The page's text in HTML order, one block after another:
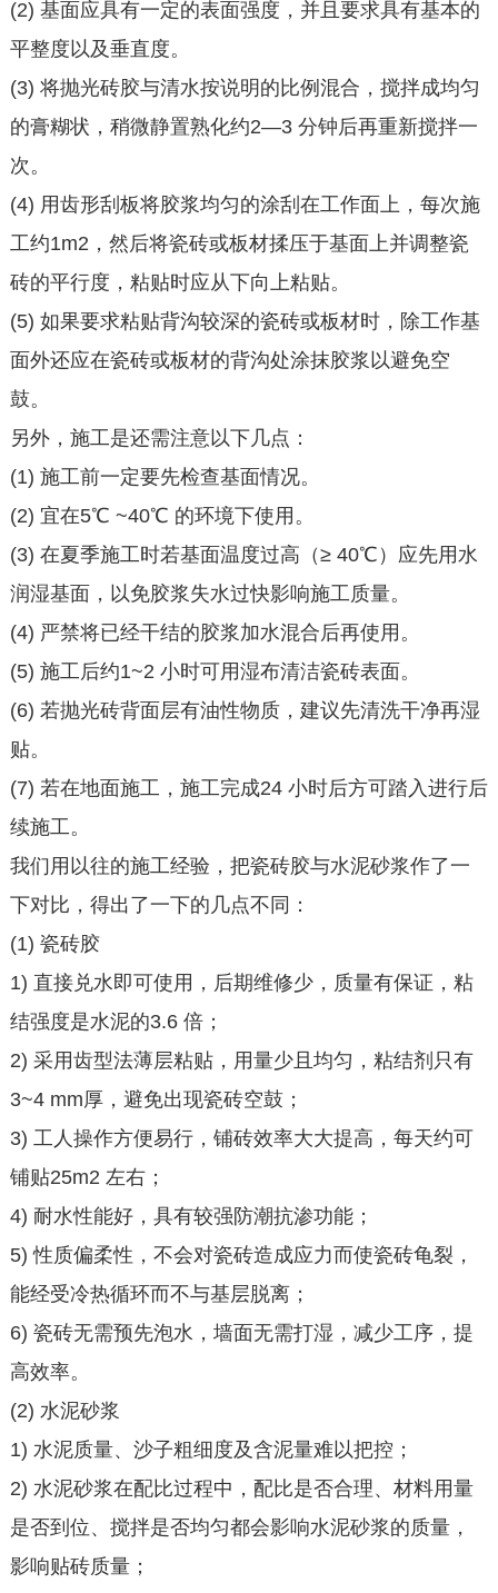
(2) 基面应具有一定的表面强度，并且要求具有基本的
平整度以及垂直度。
(3) 将抛光砖胶与清水按说明的比例混合，搅拌成均匀
的膏糊状，稍微静置熟化约2—3 分钟后再重新搅拌一
次。
(4) 用齿形刮板将胶浆均匀的涂刮在工作面上，每次施
工约1m2，然后将瓷砖或板材揉压于基面上并调整瓷
砖的平行度，粘贴时应从下向上粘贴。
(5) 如果要求粘贴背沟较深的瓷砖或板材时，除工作基
面外还应在瓷砖或板材的背沟处涂抹胶浆以避免空
鼓。
另外，施工是还需注意以下几点：
(1) 施工前一定要先检查基面情况。
(2) 宜在5℃ ~40℃ 的环境下使用。
(3) 在夏季施工时若基面温度过高（≥ 40℃）应先用水
润湿基面，以免胶浆失水过快影响施工质量。
(4) 严禁将已经干结的胶浆加水混合后再使用。
(5) 施工后约1~2 小时可用湿布清洁瓷砖表面。
(6) 若抛光砖背面层有油性物质，建议先清洗干净再湿
贴。
(7) 若在地面施工，施工完成24 小时后方可踏入进行后
续施工。
我们用以往的施工经验，把瓷砖胶与水泥砂浆作了一
下对比，得出了一下的几点不同：
(1) 瓷砖胶
1) 直接兑水即可使用，后期维修少，质量有保证，粘
结强度是水泥的3.6 倍；
2) 采用齿型法薄层粘贴，用量少且均匀，粘结剂只有
3~4 mm厚，避免出现瓷砖空鼓；
3) 工人操作方便易行，铺砖效率大大提高，每天约可
铺贴25m2 左右；
4) 耐水性能好，具有较强防潮抗渗功能；
5) 性质偏柔性，不会对瓷砖造成应力而使瓷砖龟裂，
能经受冷热循环而不与基层脱离；
6) 瓷砖无需预先泡水，墙面无需打湿，减少工序，提
高效率。
(2) 水泥砂浆
1) 水泥质量、沙子粗细度及含泥量难以把控；
2) 水泥砂浆在配比过程中，配比是否合理、材料用量
是否到位、搅拌是否均匀都会影响水泥砂浆的质量，
影响贴砖质量；